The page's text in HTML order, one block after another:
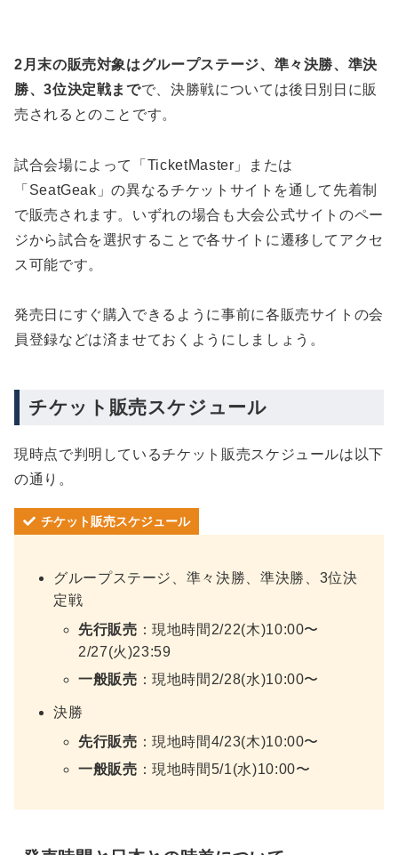
2月末の販売対象はグループステージ、準々決勝、準決
勝、3位決定戦までで、決勝戦については後日別日に販
売されるとのことです。
試合会場によって「TicketMaster」または
「SeatGeak」の異なるチケットサイトを通して先着制
で販売されます。いずれの場合も大会公式サイトのペー
ジから試合を選択することで各サイトに遷移してアクセ
ス可能です。
発売日にすぐ購入できるように事前に各販売サイトの会
員登録などは済ませておくようにしましょう。
チケット販売スケジュール
現時点で判明しているチケット販売スケジュールは以下
の通り。
チケット販売スケジュール
グループステージ、準々決勝、準決勝、3位決
定戦
先行販売 ：現地時間2/22(木)10:00〜
2/27(火)23:59
一般販売 ：現地時間2/28(水)10:00〜
決勝
先行販売 ：現地時間4/23(木)10:00〜
一般販売 ：現地時間5/1(水)10:00〜